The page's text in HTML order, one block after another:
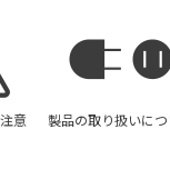
意 製品の取り扱いに